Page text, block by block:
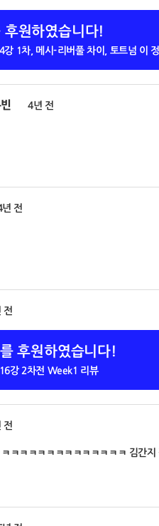
후원하였습니다!
강 1차, 메시-리버풀 차이, 토트넘 이
4년 전
년 전
전
후원하였습니다!
강 2차전 Week1 리뷰
전
ㅋㅋㅋㅋㅋㅋㅋㅋㅋㅋㅋㅋㅋ 김간